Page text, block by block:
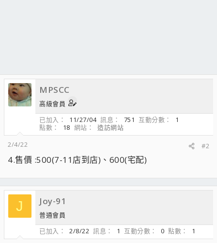
MPSCC
高級會員
已加入
11/27/04 訊息 751 互動分數
1
點數
18 網站
造訪網站
2/4/22
#2
4.售價 :500(7-11店到店)、600(宅配)
J Joy-91
普通會員
已加入
2/8/22 訊息 1 互動分數 0 點數
1